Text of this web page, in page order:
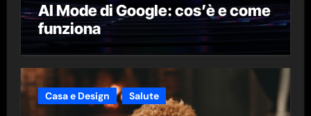
AI Mode di Google: cos’è e come
funziona
Casa e Design Salute